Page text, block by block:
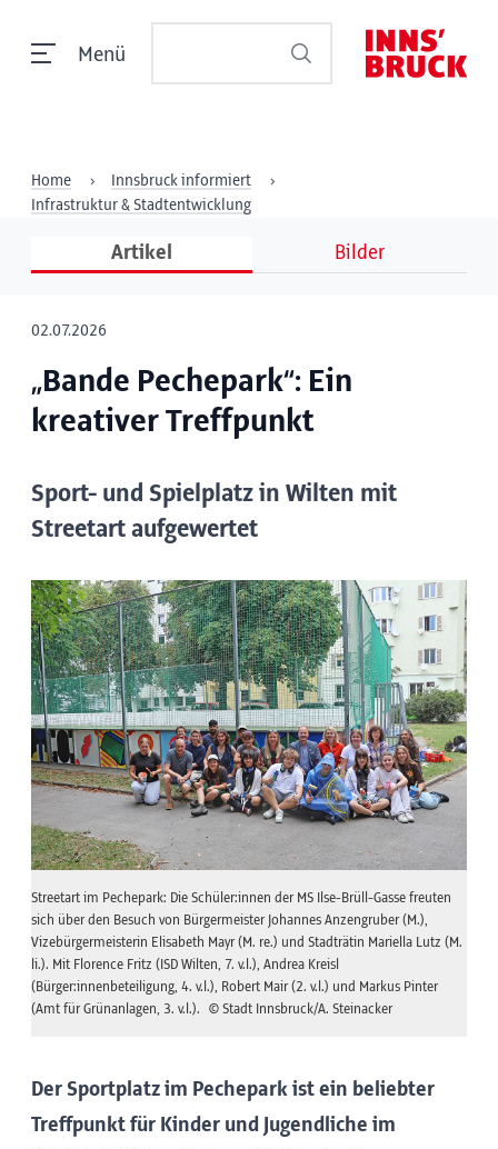
Menü
Home
Innsbruck informiert
Infrastruktur & Stadtentwicklung
Artikel Bilder
02.07.2026
„Bande Pechepark“: Ein
kreativer Treffpunkt
Sport- und Spielplatz in Wilten mit
Streetart aufgewertet
Streetart im Pechepark: Die Schüler:innen der MS Ilse-Brüll-Gasse freuten
sich über den Besuch von Bürgermeister Johannes Anzengruber (M.),
Vizebürgermeisterin Elisabeth Mayr (M. re.) und Stadträtin Mariella Lutz (M.
li.). Mit Florence Fritz (ISD Wilten, 7. v.l.), Andrea Kreisl
(Bürger:innenbeteiligung, 4. v.l.), Robert Mair (2. v.l.) und Markus Pinter
(Amt für Grünanlagen, 3. v.l.).
© Stadt Innsbruck/A. Steinacker
Der Sportplatz im Pechepark ist ein beliebter
Treffpunkt für Kinder und Jugendliche im